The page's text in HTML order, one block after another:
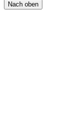
Nach oben